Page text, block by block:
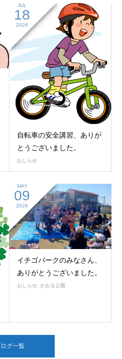
JUL
18
2026
自転車の安全講習、ありが
とうございました。
おしらせ
MAY
09
2026
イチゴパークのみなさん、
ありがとうございました。
おしらせ かおる公園
グ一覧